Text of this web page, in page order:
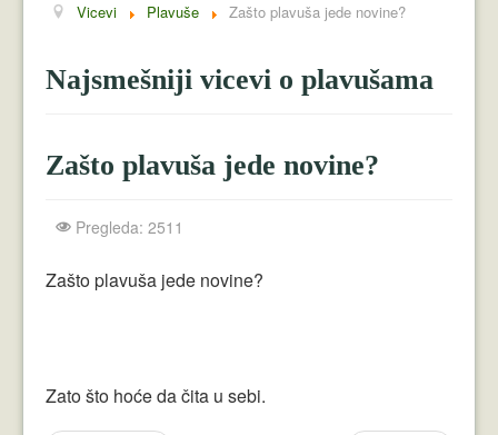
Vicevi
Mujo i Haso
Perica
Vicevi Dana
Vicevi Plavuše Zašto plavuša jede novine?
Najsmešniji vicevi o plavušama
Zašto plavuša jede novine?
Pregleda: 2511
Zašto plavuša jede novine?
Zato što hoće da čita u sebi.